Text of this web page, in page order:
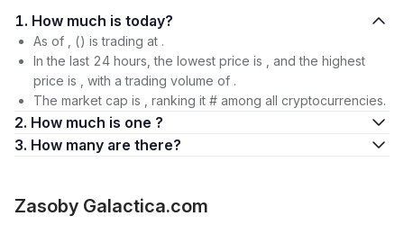
1. How much is today?
As of , () is trading at .
In the last 24 hours, the lowest price is , and the highest
price is , with a trading volume of .
The market cap is , ranking it # among all cryptocurrencies.
2. How much is one ?
3. How many are there?
Zasoby Galactica.com